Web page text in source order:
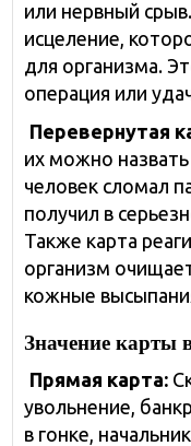
или нервный
исцеление,
для организма.
операция или
Перевернутая
их можно
человек сломал
получил в
Также карта
организм
кожные
Значение карты
Прямая карта:
увольнение,
в гонке,